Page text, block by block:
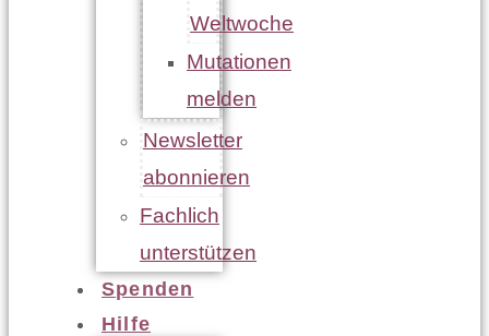
Weltwoche
Mutationen
melden
Newsletter
abonnieren
Fachlich
unterstützen
Spenden
Hilfe